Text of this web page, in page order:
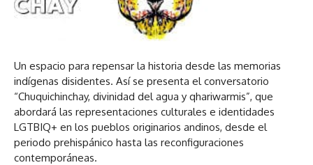
Un espacio para repensar la historia desde las memorias
indígenas disidentes. Así se presenta el conversatorio
“Chuquichinchay, divinidad del agua y qhariwarmis”, que
abordará las representaciones culturales e identidades
LGTBIQ+ en los pueblos originarios andinos, desde el
periodo prehispánico hasta las reconfiguraciones
contemporáneas.